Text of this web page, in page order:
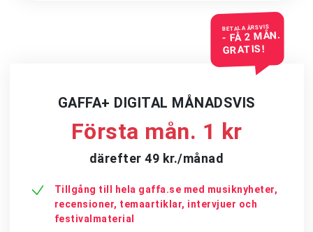
BETALA ÅRSVIS
- FÅ 2 MÅN.
GRATIS!
GAFFA+ DIGITAL MÅNADSVIS
Första mån. 1 kr
därefter 49 kr./månad
Tillgång till hela gaffa.se med musiknyheter,
recensioner, temaartiklar, intervjuer och
festivalmaterial